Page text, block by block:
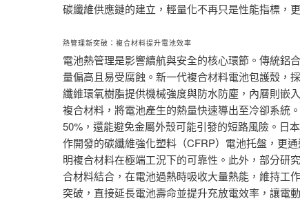
碳纖維供應鏈的建立，輕量化不再只是性能指標，
熱管理新突破：複合材料提升電池效率
電池熱管理是影響續航與安全的核心環節。傳統鋁
量偏高且易受腐蝕。新一代複合材料電池包護殼，
纖維環氧樹脂提供機械強度與防水防塵，內層則嵌
複合材料，將電池產生的熱量快速導出至冷卻系統
50%，還能避免金屬外殼可能引發的短路風險。日
作開發的碳纖維強化塑料（CFRP）電池托盤，更
明複合材料在極端工況下的可靠性。此外，部分研
合材料結合，在電池過熱時吸收大量熱能，維持工
突破，直接延長電池壽命並提升充放電效率，讓電